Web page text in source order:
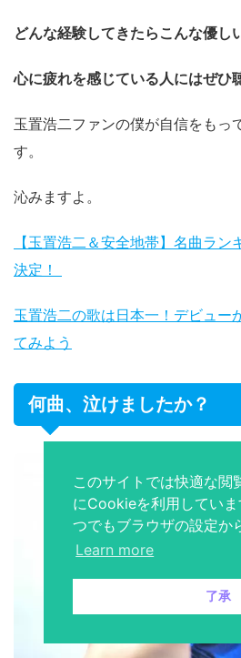
どんな経験してきたらこんな優し
心に疲れを感じている人にはぜひ
玉置浩二ファンの僕が自信をもっ
す。
沁みますよ。
【玉置浩二＆安全地帯】名曲ラ
決定！
玉置浩二の歌は日本一！デビュー
てみよう
何曲、泣けましたか？
このサイトでは快適な閲
にCookieを利用してい
つでもブラウザの設定か
Learn more
了承